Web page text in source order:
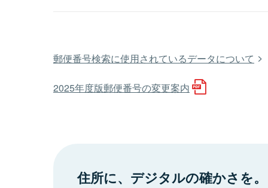
郵便番号検索に使用されているデータについて
2025年度版郵便番号の変更案内
住所に、デジタルの確かさを。